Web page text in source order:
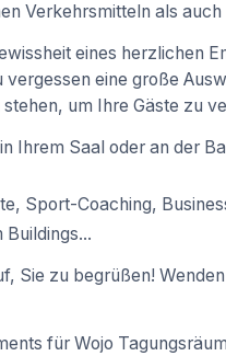
Verkehrsmitteln als
eines herzlichen
vergessen eine große
stehen, um Ihre Gäste zu
Ihrem Saal oder an der
Sport-Coaching,
Sie zu begrüßen!
für Wojo